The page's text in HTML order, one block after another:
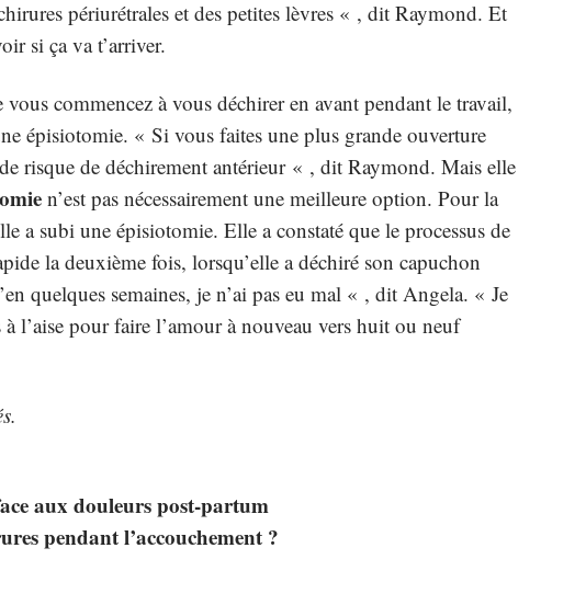
périurétrales et des petites lèvres « , dit Raymond. Et
si ça va t’arriver.
commencez à vous déchirer en avant pendant le travail,
épisiotomie. « Si vous faites une plus grande ouverture
risque de déchirement antérieur « , dit Raymond. Mais elle
n’est pas nécessairement une meilleure option. Pour la
a subi une épisiotomie. Elle a constaté que le processus de
la deuxième fois, lorsqu’elle a déchiré son capuchon
quelques semaines, je n’ai pas eu mal « , dit Angela. « Je
l’aise pour faire l’amour à nouveau vers huit ou neuf
aux douleurs post-partum
pendant l’accouchement ?